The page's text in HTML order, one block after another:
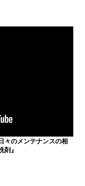
々のメンテナンスの相
剤』